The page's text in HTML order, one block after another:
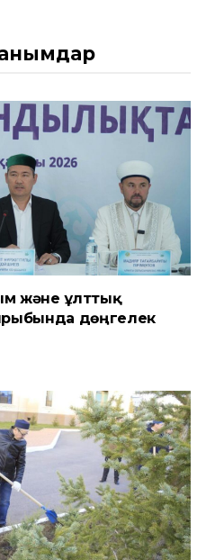
және ұлттық
дөңгелек